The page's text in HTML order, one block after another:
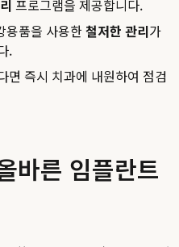
프로그램을 제공합니다.
용품을 사용한철저한 관리가
.
면 즉시 치과에 내원하여 점검
바른 임플란트